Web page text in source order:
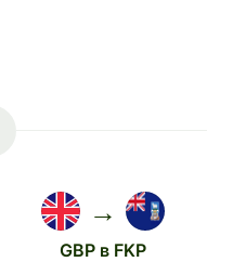
→
GBP в FKP